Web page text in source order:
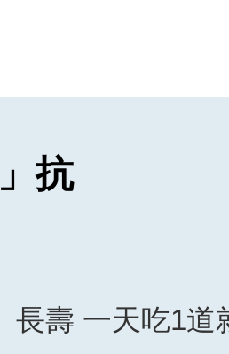
抗
長壽 一天吃1道